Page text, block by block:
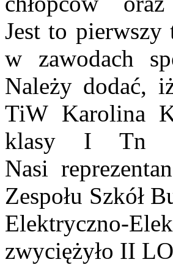
Jest to pierwszy
w zawodach
Należy dodać,
TiW Karolina
klasy I Tn
Nasi
Zespołu Szkół
Elektryczno-
zwyciężyło II